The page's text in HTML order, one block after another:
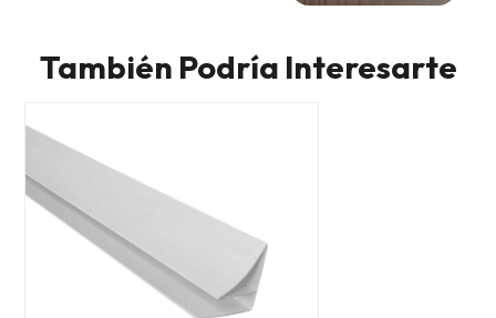
También Podría Interesarte